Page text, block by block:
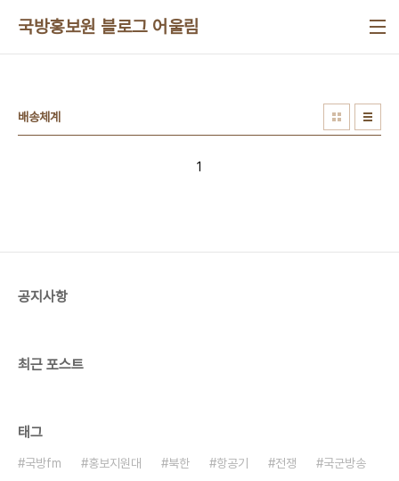
국방홍보원 블로그 어울림
배송체계
1
공지사항
최근 포스트
태그
국방fm 홍보지원대 북한 항공기 전쟁
국군방송